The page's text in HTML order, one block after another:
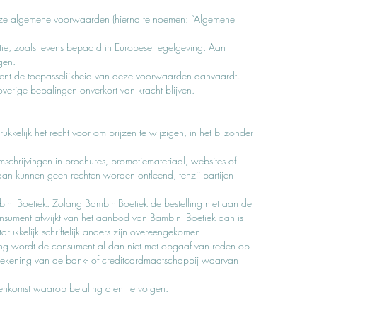
voorwaarden (hierna te noemen: “Algemene
zoals tevens bepaald in Europese regelgeving. Aan
de toepasselijkheid van deze voorwaarden aanvaardt.
bepalingen onverkort van kracht blijven.
het recht voor om prijzen te wijzigen, in het bijzonder
in brochures, promotiemateriaal, websites of
kunnen geen rechten worden ontleend, tenzij partijen
Boetiek. Zolang BambiniBoetiek de bestelling niet aan de
afwijkt van het aanbod van Bambini Boetiek dan is
schriftelijk anders zijn overeengekomen.
wordt de consument al dan niet met opgaaf van reden op
van de bank- of creditcardmaatschappij waarvan
waarop betaling dient te volgen.